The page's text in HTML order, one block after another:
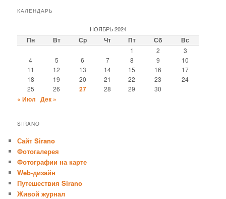
КАЛЕНДАРЬ
НОЯБРЬ 2024
Пн Вт Ср Чт Пт Сб Вс
1 2
3
4
5 6 7 8 9
10
11
12 13 14 15 16
17
18
19 20 21 22 23
24
25
26 27 28 29 30
« Июл Дек »
SIRANO
Сайт Sirano
Фотогалерея
Фотографии на карте
Web-дизайн
Путешествия Sirano
Живой журнал